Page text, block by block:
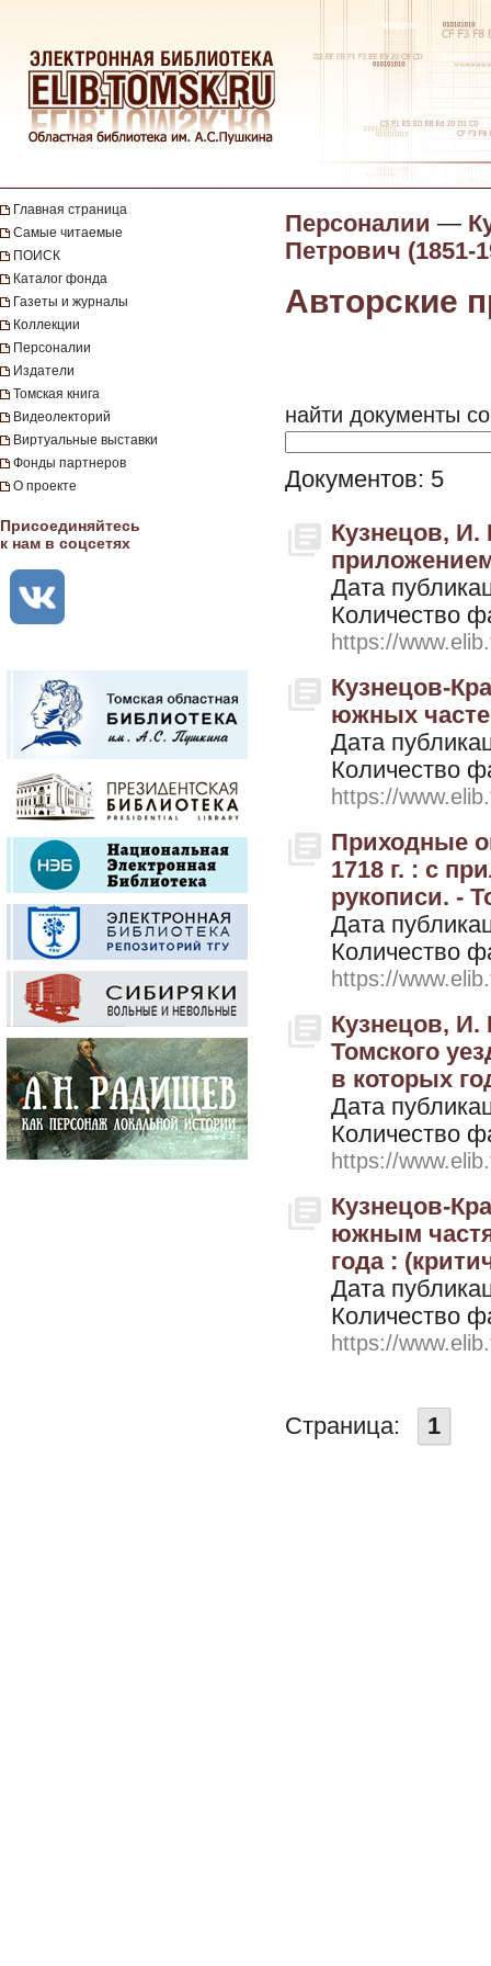
Главная страница
Самые читаемые
ПОИСК
Каталог фонда
Газеты и журналы
Коллекции
Персоналии
Издатели
Томская книга
Видеолекторий
Виртуальные выставки
Фонды партнеров
О проекте
Присоединяйтесь
к нам в соцсетях
Персоналии —
Петрович (1851-
Авторские
найти документы
Документов: 5
Кузнецов, И.
Дата
Количество
https://
Кузнецов-
южных
Дата
Количество
https://
Приходные
1718 г. : с
рукописи. -
Дата
Количество
https://
Кузнецов, И.
Томского
в которых
Дата
Количество
https://
Кузнецов-
южным
года :
Дата
Количество
https://
Страница: 1